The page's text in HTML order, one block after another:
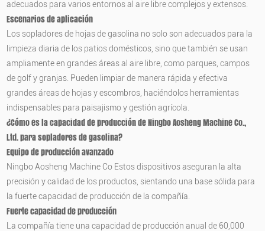
adecuados para varios entornos al aire libre complejos y extensos.
Escenarios de aplicación
Los sopladores de hojas de gasolina no solo son adecuados para la
limpieza diaria de los patios domésticos, sino que también se usan
ampliamente en grandes áreas al aire libre, como parques, campos
de golf y granjas. Pueden limpiar de manera rápida y efectiva
grandes áreas de hojas y escombros, haciéndolos herramientas
indispensables para paisajismo y gestión agrícola.
¿Cómo es la capacidad de producción deNingbo Aosheng Machine Co.,
Ltd.para sopladores de gasolina?
Equipo de producción avanzado
Ningbo Aosheng Machine Co Estos dispositivos aseguran la alta
precisión y calidad de los productos, sientando una base sólida para
la fuerte capacidad de producción de la compañía.
Fuerte capacidad de producción
La compañía tiene una capacidad de producción anual de 60,000